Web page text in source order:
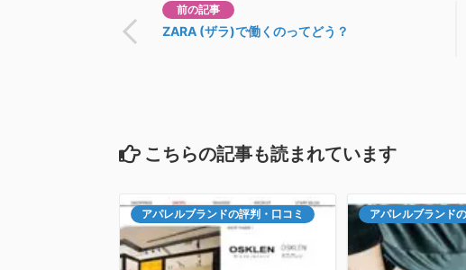
前の記事
ZARA (ザラ)で働くのってどう？
こちらの記事も読まれています
アパレルブランドの評判・口コミ アパレルブランド